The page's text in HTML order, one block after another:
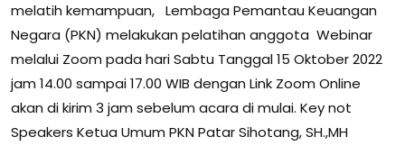
melatih kemampuan, Lembaga Pemantau Keuangan
Negara (PKN) melakukan pelatihan anggota Webinar
melalui Zoom pada hari Sabtu Tanggal 15 Oktober 2022
jam 14.00 sampai 17.00 WIB dengan Link Zoom Online
akan di kirim 3 jam sebelum acara di mulai. Key not
Speakers Ketua Umum PKN Patar Sihotang, SH.,MH